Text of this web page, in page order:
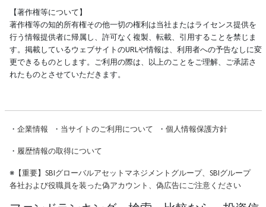
【著作権等について】
著作権等の知的所有権その他一切の権利は当社またはライセンス提供を
行う情報提供者に帰属し、許可なく複製、転載、引用することを禁じま
す。掲載しているウェブサイトのURLや情報は、利用者への予告なしに変
更できるものとします。ご利用の際は、以上のことをご理解、ご承諾さ
れたものとさせていただきます。
・ 企業情報 ・ 当サイトのご利用について ・ 個人情報保護方針
・ 履歴情報の取得について
※【重要】SBIグローバルアセットマネジメントグループ、SBIグループ
各社および役職員を装った偽アカウント、偽広告にご注意ください